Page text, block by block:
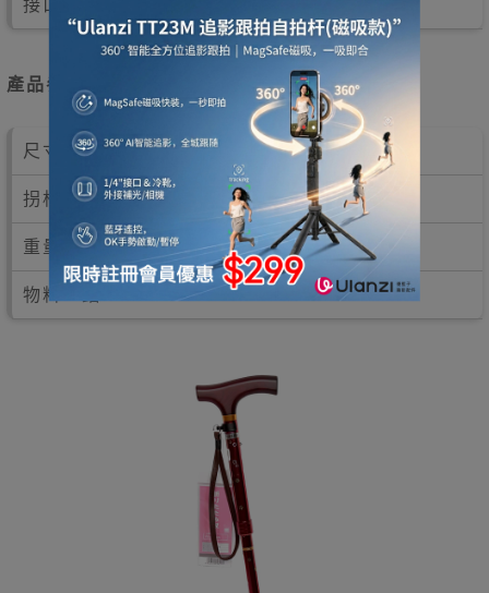
接口順滑整齊，易於翻開及摺合拐杖。
產品參數
尺寸：72-82cm
拐杖尺寸：上部：2.1cm；下部：1.7cm
重量：300g
物料：鋁